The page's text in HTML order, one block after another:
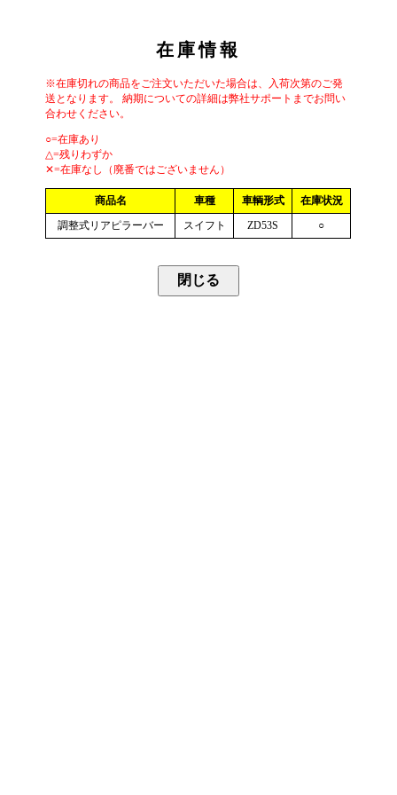
在庫情報
※在庫切れの商品をご注文いただいた場合は、入荷次第のご発
送となります。 納期についての詳細は弊社サポートまでお問い
合わせください。
○=在庫あり
△=残りわずか
✕=在庫なし（廃番ではございません）
商品名 車種 車輌形式
在庫状況
調整式リアピラーバー
スイフト ZD53S ○